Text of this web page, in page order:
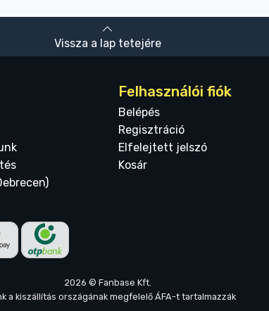
Vissza a lap tetejére
Felhasználói fiók
Belépés
Regisztráció
Elfelejtett jelszó
Kosár
2026 © Fanbase Kft.
a kiszállítás országának megfelelő ÁFA-t tartalmazzák